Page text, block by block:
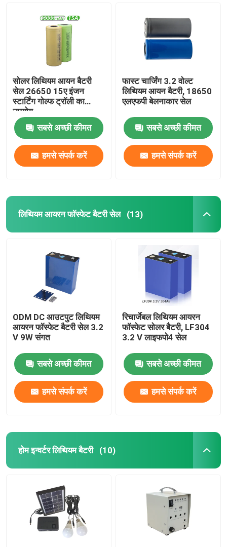
सोलर लिथियम आयन बैटरी
सेल 26650 15ए इंजन
स्टार्टिंग गोल्फ ट्रॉली का
उपयोग
सबसे अच्छी कीमत
हमसे संपर्क करें
फास्ट चार्जिंग 3.2 वोल्ट
लिथियम आयन बैटरी, 18650
एलएफपी बेलनाकार सेल
सबसे अच्छी कीमत
हमसे संपर्क करें
लिथियम आयरन फॉस्फेट बैटरी सेल (13)
ODM DC आउटपुट लिथियम
आयरन फॉस्फेट बैटरी सेल 3.2
V 9W संगत
सबसे अच्छी कीमत
हमसे संपर्क करें
रिचार्जेबल लिथियम आयरन
फॉस्फेट सोलर बैटरी, LF304
3.2 V लाइफपो4 सेल
सबसे अच्छी कीमत
हमसे संपर्क करें
होम इन्वर्टर लिथियम बैटरी (10)